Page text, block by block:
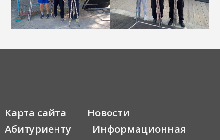
Карта сайта
Новости
Абитуриенту
Информационная